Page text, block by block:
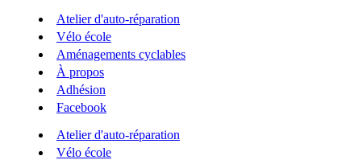
Atelier d'auto-réparation
Vélo école
Aménagements cyclables
À propos
Adhésion
Facebook
Atelier d'auto-réparation
Vélo école